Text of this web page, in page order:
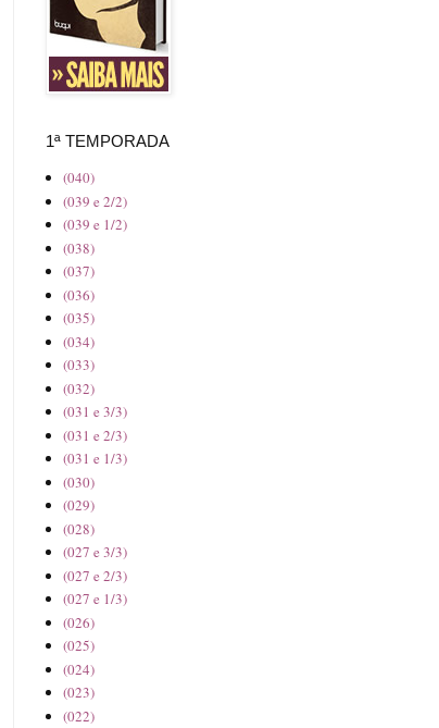
1ª TEMPORADA
(040)
(039 e 2/2)
(039 e 1/2)
(038)
(037)
(036)
(035)
(034)
(033)
(032)
(031 e 3/3)
(031 e 2/3)
(031 e 1/3)
(030)
(029)
(028)
(027 e 3/3)
(027 e 2/3)
(027 e 1/3)
(026)
(025)
(024)
(023)
(022)